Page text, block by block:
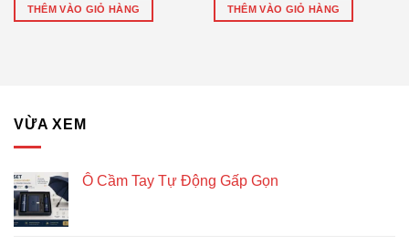
THÊM VÀO GIỎ HÀNG THÊM VÀO GIỎ HÀNG
VỪA XEM
Ô Cầm Tay Tự Động Gấp Gọn